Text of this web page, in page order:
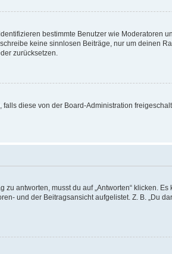
bestimmte Benutzer wie Moderatoren
keine sinnlosen Beiträge, nur um deinen
zurücksetzen.
diese von der Board-Administration
antworten, musst du auf „Antworten“ klicken.
und der Beitragsansicht aufgelistet. Z. B. „Du